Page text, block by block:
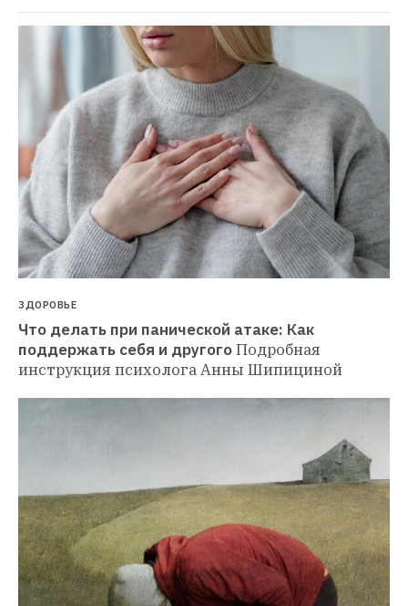
ЗДОРОВЬЕ
Что делать при панической атаке: Как
поддержать себя и другогоПодробная
инструкция психолога Анны Шипициной